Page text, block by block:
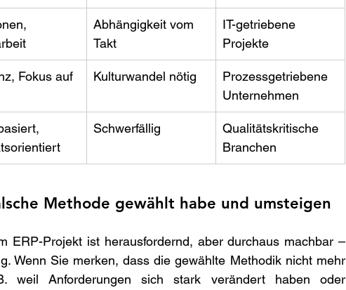
Abhängigkeit vom
Takt
IT-getriebene
Projekte
Fokus auf
Kulturwandel nötig
Prozessgetriebene
Unternehmen
Schwerfällig
Qualitätskritische
Branchen
Methode gewählt habe und umsteigen
ERP-Projekt ist herausfordernd, aber durchaus machbar –
Wenn Sie merken, dass die gewählte Methodik nicht mehr
weil Anforderungen sich stark verändert haben oder